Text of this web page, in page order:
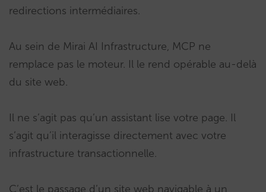
redirections intermédiaires.
Au sein de Mirai AI Infrastructure, MCP ne
remplace pas le moteur. Il le rend opérable au-delà
du site web.
Il ne s’agit pas qu’un assistant lise votre page. Il
s’agit qu’il interagisse directement avec votre
infrastructure transactionnelle.
C’est le passage d’un site web navigable à un